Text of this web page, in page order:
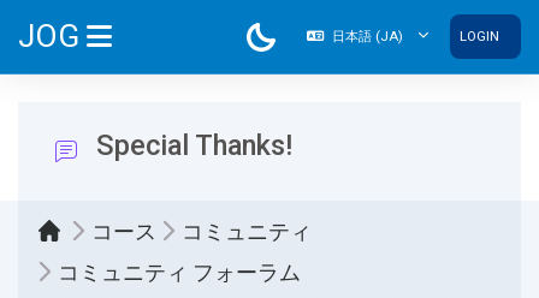
JOG 日本語 ‎(JA)‎ LOGIN
Special Thanks!
コース
コミュニティ
コミュニティ フォーラム